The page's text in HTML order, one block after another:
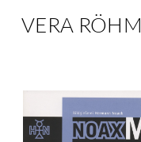
VERA RÖHM